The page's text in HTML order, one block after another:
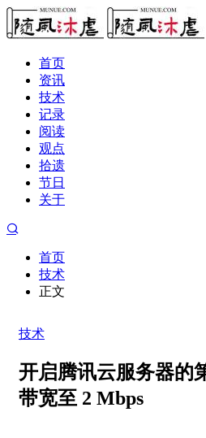
首页
资讯
技术
记录
阅读
观点
拾遗
节日
关于
首页
技术
正文
技术
开启腾讯云服务器的
带宽至 2 Mbps